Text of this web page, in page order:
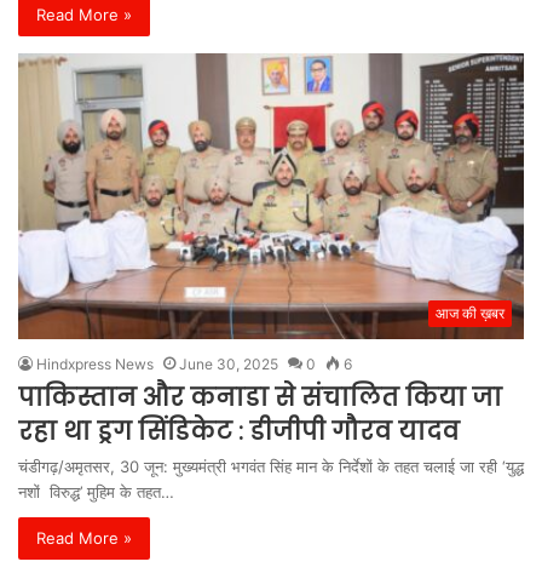
Read More »
आज की ख़बर
Hindxpress News June 30, 2025 0 6
पाकिस्तान और कनाडा से संचालित किया जा
रहा था ड्रग सिंडिकेट : डीजीपी गौरव यादव
चंडीगढ़/अमृतसर, 30 जून: मुख्यमंत्री भगवंत सिंह मान के निर्देशों के तहत चलाई जा रही ‘युद्ध
नशों विरुद्ध’ मुहिम के तहत…
Read More »